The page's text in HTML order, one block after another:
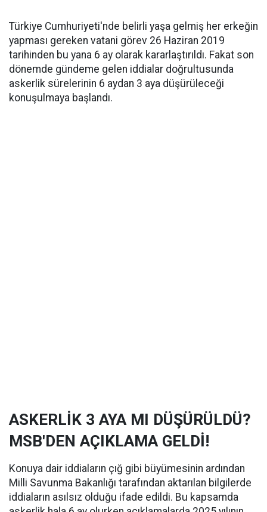
Türkiye Cumhuriyeti'nde belirli yaşa gelmiş her erkeğin
yapması gereken vatani görev 26 Haziran 2019
tarihinden bu yana 6 ay olarak kararlaştırıldı. Fakat son
dönemde gündeme gelen iddialar doğrultusunda
askerlik sürelerinin 6 aydan 3 aya düşürüleceği
konuşulmaya başlandı.
ASKERLİK 3 AYA MI DÜŞÜRÜLDÜ?
MSB'DEN AÇIKLAMA GELDİ!
Konuya dair iddiaların çığ gibi büyümesinin ardından
Milli Savunma Bakanlığı tarafından aktarılan bilgilerde
iddiaların asılsız olduğu ifade edildi. Bu kapsamda